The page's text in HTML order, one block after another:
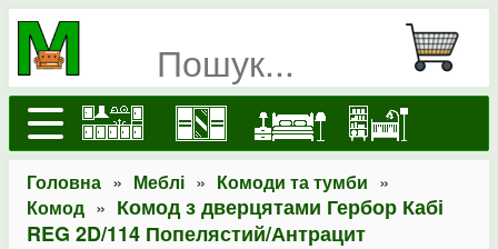
Головна » Меблі » Комоди та тумби »
Комод » Комод з дверцятами Гербор Кабі
REG 2D/114 Попелястий/Антрацит